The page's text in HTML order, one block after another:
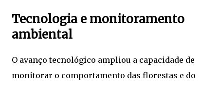
Tecnologia e monitoramento
ambiental
O avanço tecnológico ampliou a capacidade de
monitorar o comportamento das florestas e do